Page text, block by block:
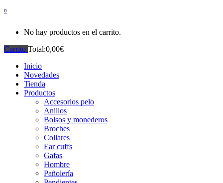
0
No hay productos en el carrito.
Carrito Total:0,00€
Inicio
Novedades
Tienda
Productos
Accesorios pelo
Anillos
Bolsos y monederos
Broches
Collares
Ear cuffs
Gafas
Hombre
Pañolería